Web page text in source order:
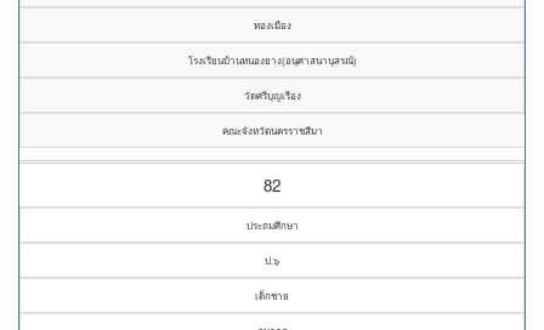
ทองเมือง
โรงเรียนบ้านหนองยาง(อนุศาสนานุสรณ์)
วัดศรีบุญเรือง
คณะจังหวัดนครราชสีมา
82
ประถมศึกษา
ป.๖
เด็กชาย